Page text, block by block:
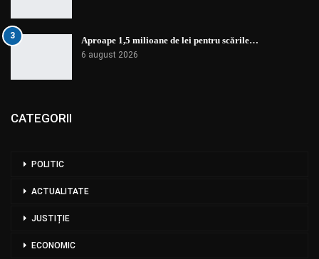
3 Aproape 1,5 milioane de lei pentru scările…
6 august 2026
CATEGORII
POLITIC
ACTUALITATE
JUSTIȚIE
ECONOMIC